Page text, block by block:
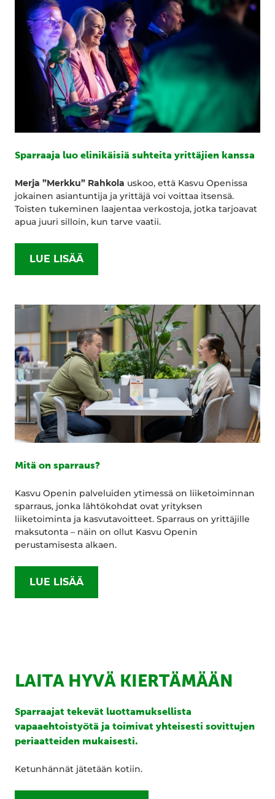
Sparraaja luo elinikäisiä suhteita yrittäjien kanssa
Merja ”Merkku” Rahkola uskoo, että Kasvu Openissa
jokainen asiantuntija ja yrittäjä voi voittaa itsensä.
Toisten tukeminen laajentaa verkostoja, jotka tarjoavat
apua juuri silloin, kun tarve vaatii.
LUE LISÄÄ
Mitä on sparraus?
Kasvu Openin palveluiden ytimessä on liiketoiminnan
sparraus, jonka lähtökohdat ovat yrityksen
liiketoiminta ja kasvutavoitteet. Sparraus on yrittäjille
maksutonta – näin on ollut Kasvu Openin
perustamisesta alkaen.
LUE LISÄÄ
LAITA HYVÄ KIERTÄMÄÄN
Sparraajat tekevät luottamuksellista
vapaaehtoistyötä ja toimivat yhteisesti sovittujen
periaatteiden mukaisesti.
Ketunhännät jätetään kotiin.